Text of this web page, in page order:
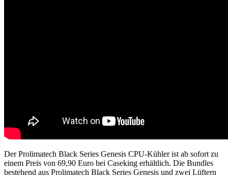
Der Prolimatech Black Series Genesis CPU-Kühler ist ab sofort zu
einem Preis von 69,90 Euro bei Caseking erhältlich. Die Bundles
bestehend aus Prolimatech Black Series Genesis und zwei Lüftern